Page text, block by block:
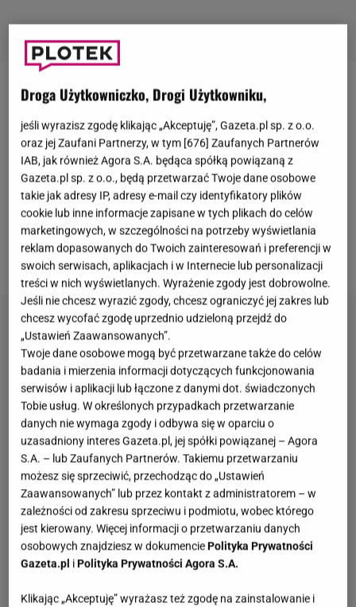
Daria Marxto utalentowana wokalistka i
songwriterka, która kilka lat temu z hitem "Paranoia"
otarła się o reprezentowanie Polski na Konkursie
PiosenkiEurowizji. Marx właśnie powraca na rynek
muzyczny z singlem "TopGirl". Okazuje się, że
gwiazda swego czasu była też jurorką w konkursie
piękności.W rozmowie z Plotkiem ujawniła, jak
wyglądało to od kulis. Były na nią jakieś naciski?
Droga Użytkowniczko, Drogi Użytkowniku,
jeśli wyrazisz zgodę klikając „Akceptuję”, Gazeta.pl sp. z o.o.
oraz jej Zaufani Partnerzy, w tym [676] Zaufanych Partnerów
IAB, jak również Agora S.A. będąca spółką powiązaną z
Gazeta.pl sp. z o.o., będą przetwarzać Twoje dane osobowe
takie jak adresy IP, adresy e-mail czy identyfikatory plików
cookie lub inne informacje zapisane w tych plikach do celów
marketingowych, w szczególności na potrzeby wyświetlania
reklam dopasowanych do Twoich zainteresowań i preferencji w
swoich serwisach, aplikacjach i w Internecie lub personalizacji
treści w nich wyświetlanych. Wyrażenie zgody jest dobrowolne.
Jeśli nie chcesz wyrazić zgody, chcesz ograniczyć jej zakres lub
chcesz wycofać zgodę uprzednio udzieloną przejdź do
„Ustawień Zaawansowanych”.
Twoje dane osobowe mogą być przetwarzane także do celów
badania i mierzenia informacji dotyczących funkcjonowania
serwisów i aplikacji lub łączone z danymi dot. świadczonych
Tobie usług. W określonych przypadkach przetwarzanie
danych nie wymaga zgody i odbywa się w oparciu o
uzasadniony interes Gazeta.pl, jej spółki powiązanej – Agora
S.A. – lub Zaufanych Partnerów. Takiemu przetwarzaniu
możesz się sprzeciwić, przechodząc do „Ustawień
Zaawansowanych” lub przez kontakt z administratorem – w
zależności od zakresu sprzeciwu i podmiotu, wobec którego
jest kierowany. Więcej informacji o przetwarzaniu danych
osobowych znajdziesz w dokumencie Polityka Prywatności
Gazeta.pl i Polityka Prywatności Agora S.A.
Klikając „Akceptuję” wyrażasz też zgodę na zainstalowanie i